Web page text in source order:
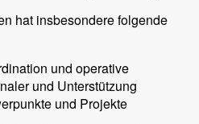
hat insbesondere folgende
und operative
und Unterstützung
und Projekte